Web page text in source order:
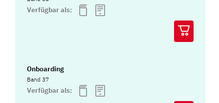
Verfügbar als:
Onboarding
Band 37
Verfügbar als: